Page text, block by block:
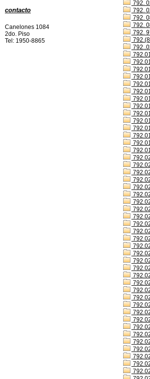
792.
792.
792.
792.
792.
contacto
Canelones 1084
2do. Piso
Tel: 1950-8865